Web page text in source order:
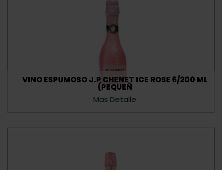
VINO ESPUMOSO J.P CHENET ICE ROSE 6/200 ML
(PEQUEÑ
Mas Detalle